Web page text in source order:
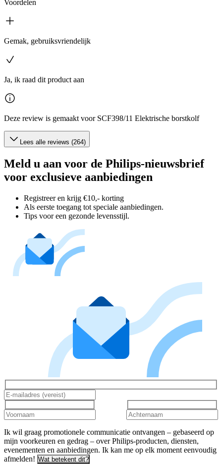
Voordelen
Gemak, gebruiksvriendelijk
Ja, ik raad dit product aan
Deze review is gemaakt voor SCF398/11 Elektrische borstkolf
Lees alle reviews (264)
Meld u aan voor de Philips-nieuwsbrief
voor exclusieve aanbiedingen
Registreer en krijg €10,- korting
Als eerste toegang tot speciale aanbiedingen.
Tips voor een gezonde levensstijl.
Ik wil graag promotionele communicatie ontvangen – gebaseerd op
mijn voorkeuren en gedrag – over Philips-producten, diensten,
evenementen en aanbiedingen. Ik kan me op elk moment eenvoudig
afmelden! Wat betekent dit?